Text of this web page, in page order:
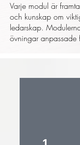
Varje modul är
och kunskap om
ledarskap.
övningar anpassade